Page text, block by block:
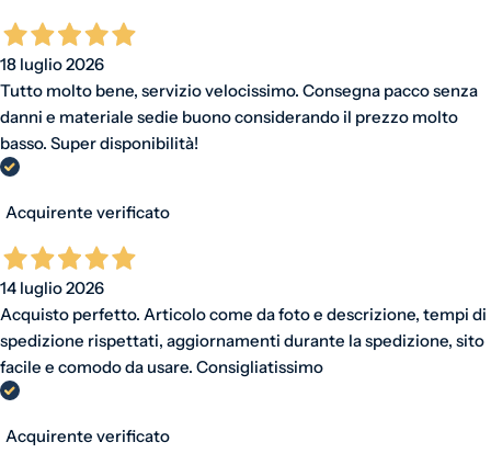
18 luglio 2026
Tutto molto bene, servizio velocissimo. Consegna pacco senza
danni e materiale sedie buono considerando il prezzo molto
basso. Super disponibilità!
Acquirente verificato
14 luglio 2026
Acquisto perfetto. Articolo come da foto e descrizione, tempi di
spedizione rispettati, aggiornamenti durante la spedizione, sito
facile e comodo da usare. Consigliatissimo
Acquirente verificato